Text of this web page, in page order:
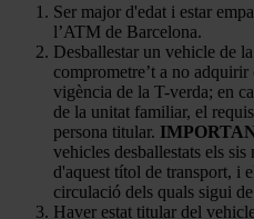
Ser major d'edat i estar
l’ATM de Barcelona.
Desballestar un vehicle de
comprometre’t a no
vigència de la T-verda; en
de la unitat familiar, el
persona titular.
vehicles desballestats els
d'aquest títol de transport, i
circulació dels quals sigui
Haver estat titular del